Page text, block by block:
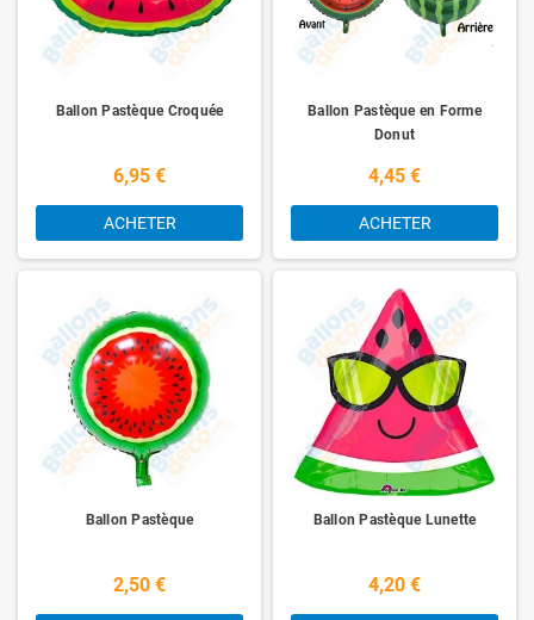
Ballon Pastèque Croquée
6,95 €
ACHETER
Ballon Pastèque en Forme
Donut
4,45 €
ACHETER
Ballon Pastèque
2,50 €
Ballon Pastèque Lunette
4,20 €